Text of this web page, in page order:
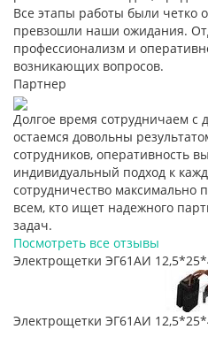
Все этапы работы были четко
превзошли наши ожидания.
профессионализм и
возникающих вопросов.
Партнер
Долгое время сотрудничаем с
остаемся довольны
сотрудников, оперативность
индивидуальный подход к
сотрудничество максимально
всем, кто ищет надежного
задач.
Посмотреть все отзывы
Электрощетки ЭГ61АИ
Электрощетки ЭГ61АИ